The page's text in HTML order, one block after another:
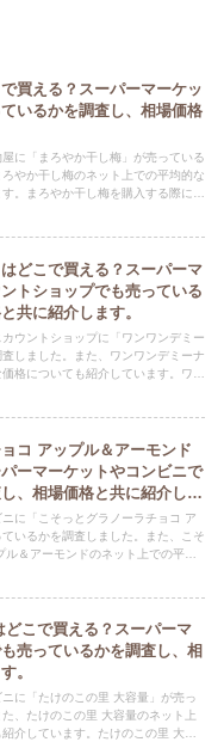
買える？スーパーマーケッ
いるかを調査し、相場価格
に「まろやか干し梅」が売っている
やか干し梅のネット上での平均的な
。まろやか干し梅を購入する際にぜ
どこで買える？スーパーマ
トショップでも売っている
共に紹介します。
ウントショップに「ワンワンデミー
しました。また、ワンワンデミーナ
格についても紹介しています。ワン
コ アップル＆アーモンド
ーマーケットやコンビニで
、相場価格と共に紹介しま
に「こそっとグラノーラチョコ ア
いるかを調査しました。また、こそ
＆アーモンドのネット上での平均
こで買える？スーパーマ
売っているかを調査し、相
。
に「たけのこの里 大容量」が売っ
、たけのこの里 大容量のネット上
介しています。たけのこの里 大容